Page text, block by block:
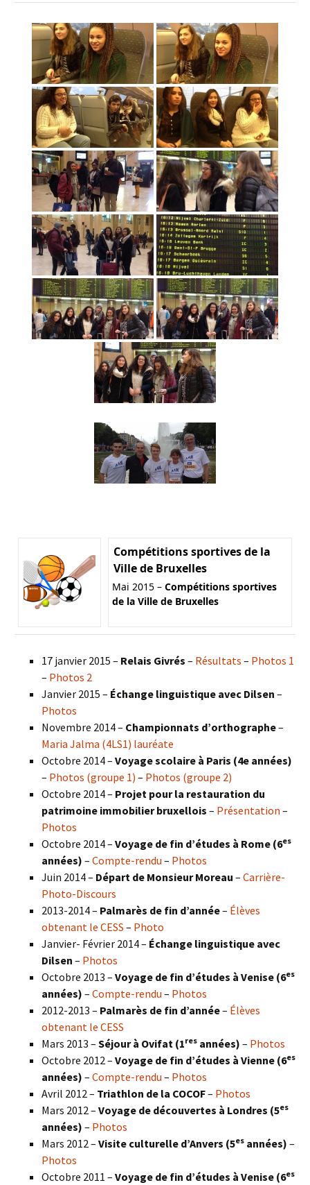
Compétitions sportives de la
Ville de Bruxelles
Mai 2015 – Compétitions sportives
de la Ville de Bruxelles
17 janvier 2015 – Relais Givrés – Résultats – Photos 1
– Photos 2
Janvier 2015 – Échange linguistique avec Dilsen –
Photos
Novembre 2014 – Championnats d’orthographe–
Maria Jalma (4LS1) lauréate
Octobre 2014 – Voyage scolaire à Paris (4e années)
– Photos (groupe 1) – Photos (groupe 2)
Octobre 2014 – Projet pour la restauration du
patrimoine immobilier bruxellois – Présentation –
Photos
Octobre 2014 – Voyage de fin d’études à Rome (6es
années) – Compte-rendu – Photos
Juin 2014 – Départ de Monsieur Moreau – Carrière-
Photo-Discours
2013-2014 – Palmarès de fin d’année– Élèves
obtenant le CESS – Photo
Janvier- Février 2014 – Échange linguistique avec
Dilsen – Photos
Octobre 2013 – Voyage de fin d’études à Venise (6es
années) – Compte-rendu – Photos
2012-2013 – Palmarès de fin d’année– Élèves
obtenant le CESS
Mars 2013 – Séjour à Ovifat (1res années) – Photos
Octobre 2012 – Voyage de fin d’études à Vienne (6es
années) – Compte-rendu – Photos
Avril 2012 – Triathlon de la COCOF– Photos
Mars 2012 – Voyage de découvertes à Londres (5es
années) – Photos
Mars 2012 – Visite culturelle d’Anvers (5es années) –
Photos
Octobre 2011 – Voyage de fin d’études à Venise (6es